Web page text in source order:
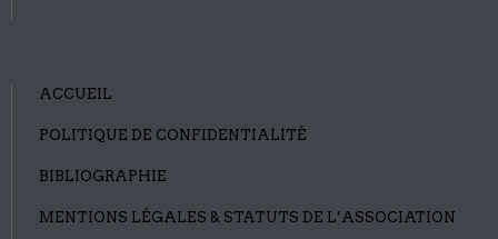
ACCUEIL
POLITIQUE DE CONFIDENTIALITÉ
BIBLIOGRAPHIE
MENTIONS LÉGALES & STATUTS DE L’ASSOCIATION